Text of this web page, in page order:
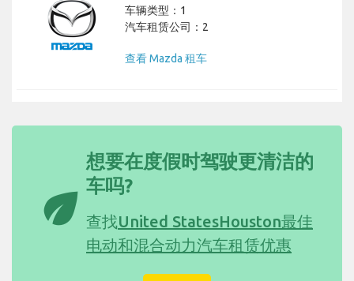
车辆类型：1
汽车租赁公司：2
查看 Mazda 租车
eco
想要在度假时驾驶更清洁的
车吗?
查找United StatesHouston最佳
电动和混合动力汽车租赁优惠